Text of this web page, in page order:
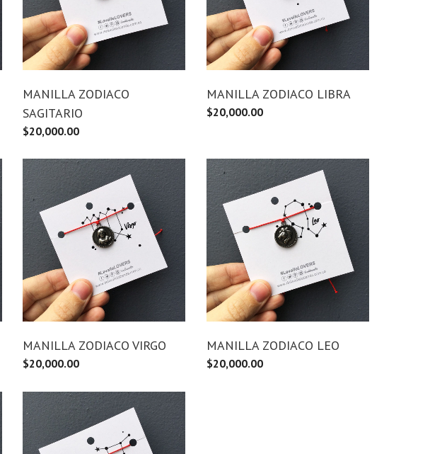
MANILLA ZODIACO
SAGITARIO
$20,000.00
MANILLA ZODIACO LIBRA
$20,000.00
MANILLA ZODIACO VIRGO
$20,000.00
MANILLA ZODIACO LEO
$20,000.00